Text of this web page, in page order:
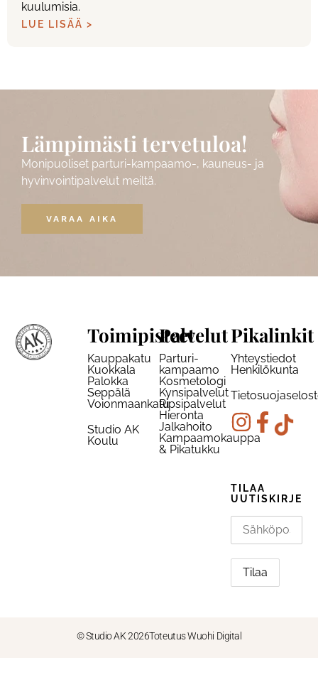
kuulumisia.
LUE LISÄÄ >
Lämpimästi tervetuloa!
Monipuoliset parturi-kampaamo-, kauneus- ja
hyvinvointipalvelut meiltä.
VARAA AIKA
Toimipisteet
Kauppakatu
Kuokkala
Palokka
Seppälä
Voionmaankatu
Studio AK
Koulu
Palvelut
Parturi-
kampaamo
Kosmetologi
Kynsipalvelut
Ripsipalvelut
Hieronta
Jalkahoito
Kampaamokauppa
& Pikatukku
Pikalinkit
Yhteystiedot
Henkilökunta
TILAA
UUTISKIRJE
© Studio AK 2026Toteutus Wuohi Digital